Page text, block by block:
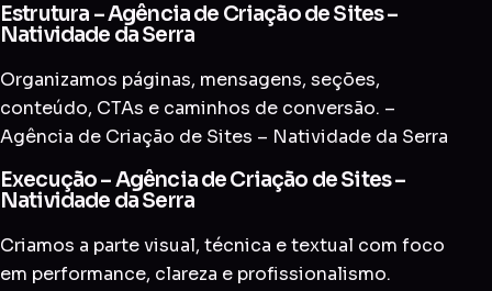
Estrutura – Agência de Criação de Sites –
Natividade da Serra
Organizamos páginas, mensagens, seções,
conteúdo, CTAs e caminhos de conversão. –
Agência de Criação de Sites – Natividade da Serra
Execução – Agência de Criação de Sites –
Natividade da Serra
Criamos a parte visual, técnica e textual com foco
em performance, clareza e profissionalismo.